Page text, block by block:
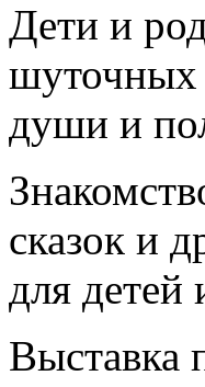
Дети и
шуточных
души и
сказок и
для детей
Выставка